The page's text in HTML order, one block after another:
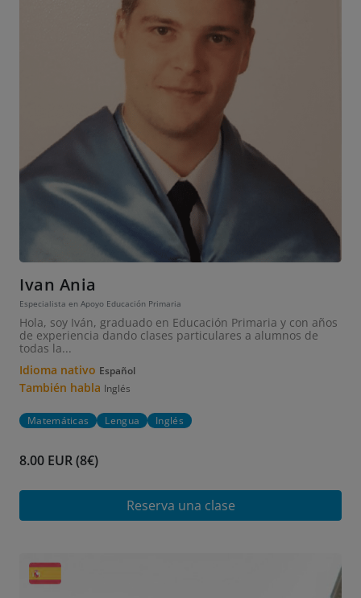
Ivan Ania
Especialista en Apoyo Educación Primaria
Hola, soy Iván, graduado en Educación Primaria y con años
de experiencia dando clases particulares a alumnos de
todas la...
Idioma nativo Español
También habla Inglés
Matemáticas Lengua Inglés
8.00 EUR (8€)
Reserva una clase